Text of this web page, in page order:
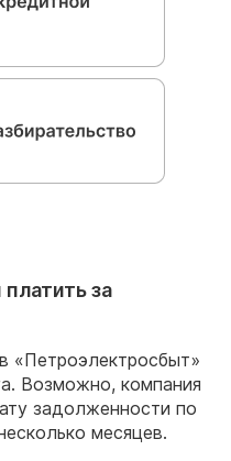
за
«Петроэлектросбыт»
Возможно, компания
задолженности по
месяцев.